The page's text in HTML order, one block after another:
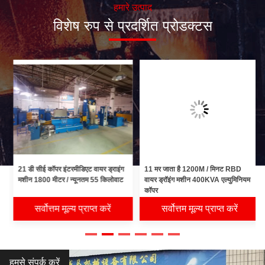
हमारे उत्पाद
विशेष रुप से प्रदर्शित प्रोडक्टस
21 डी सीई कॉपर इंटरमीडिएट वायर ड्राइंग
मशीन 1800 मीटर / न्यूनतम 55 किलोवाट
सर्वोत्तम मूल्य प्राप्त करें
11 मर जाता है 1200M / मिनट RBD
वायर ड्रॉइंग मशीन 400KVA एल्युमिनियम
कॉपर
सर्वोत्तम मूल्य प्राप्त करें
हमसे संपर्क करें